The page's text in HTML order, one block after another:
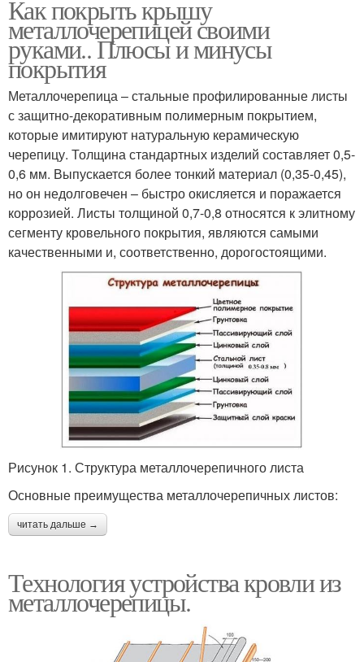
Как покрыть крышу
металлочерепицей своими
руками.. Плюсы и минусы
покрытия
Металлочерепица – стальные профилированные листы
с защитно-декоративным полимерным покрытием,
которые имитируют натуральную керамическую
черепицу. Толщина стандартных изделий составляет 0,5-
0,6 мм. Выпускается более тонкий материал (0,35-0,45),
но он недолговечен – быстро окисляется и поражается
коррозией. Листы толщиной 0,7-0,8 относятся к элитному
сегменту кровельного покрытия, являются самыми
качественными и, соответственно, дорогостоящими.
Рисунок 1. Структура металлочерепичного листа
Основные преимущества металлочерепичных листов:
читать дальше →
Технология устройства кровли из
металлочерепицы.